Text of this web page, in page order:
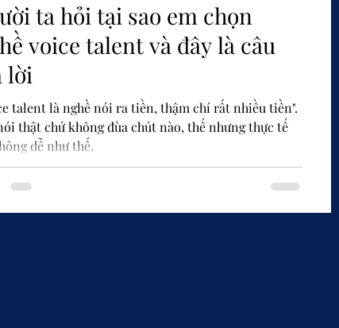
ta hỏi tại sao em chọn
voice talent và đây là câu
lời
talent là nghề nói ra tiền, thậm chí rất nhiều tiền".
thật chứ không đùa chút nào, thế nhưng thực tế
dễ như thế.